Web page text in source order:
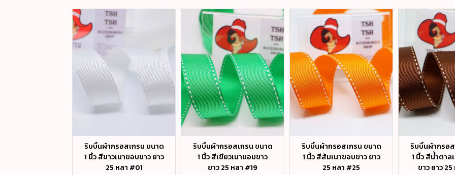
ริบบิ้นผ้ากรอสเกรน ขนาด
1 นิ้ว สีขาวเนาขอบขาว ยาว
25 หลา #01
ริบบิ้นผ้ากรอสเกรน ขนาด
1 นิ้ว สีเขียวเนาขอบขาว
ยาว 25 หลา #19
ริบบิ้นผ้ากรอสเกรน ขนาด
1 นิ้ว สีส้มเนาขอบขาว ยาว
25 หลา #25
ริบบิ้นผ้ากรอ
1 นิ้ว สีน้ำตาล
ขาว ยาว